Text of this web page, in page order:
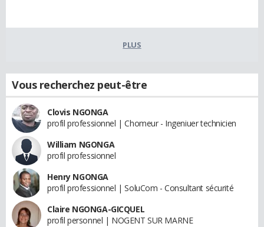
PLUS
Vous recherchez peut-être
Clovis NGONGA
profil professionnel | Chomeur - Ingeniuer technicien
William NGONGA
profil professionnel
Henry NGONGA
profil professionnel | SoluCom - Consultant sécurité
Claire NGONGA-GICQUEL
profil personnel | NOGENT SUR MARNE